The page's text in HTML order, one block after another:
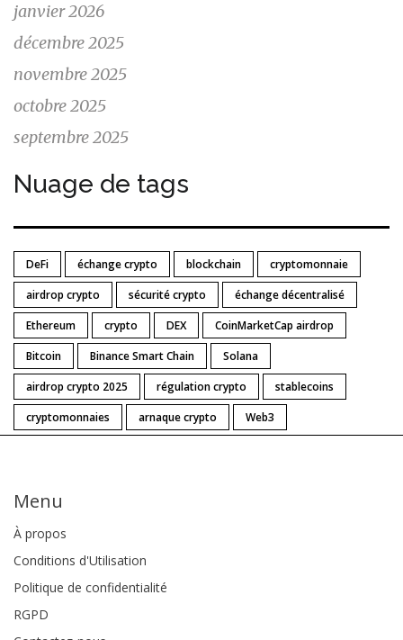
janvier 2026
décembre 2025
novembre 2025
octobre 2025
septembre 2025
Nuage de tags
DeFi échange crypto blockchain
cryptomonnaie
airdrop crypto
sécurité crypto
échange décentralisé
Ethereum
crypto DEX
CoinMarketCap airdrop
Bitcoin
Binance Smart Chain
Solana
airdrop crypto 2025
régulation crypto
stablecoins
cryptomonnaies
arnaque crypto Web3
Menu
À propos
Conditions d'Utilisation
Politique de confidentialité
RGPD